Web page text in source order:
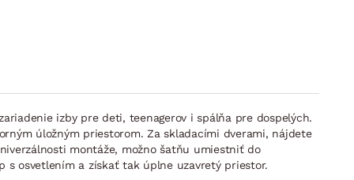
izby pre deti, teenagerov i spálňa pre dospelých.
úložným priestorom. Za skladacími dverami, nájdete
montáže, možno šatňu umiestniť do
s osvetlením a získať tak úplne uzavretý priestor.